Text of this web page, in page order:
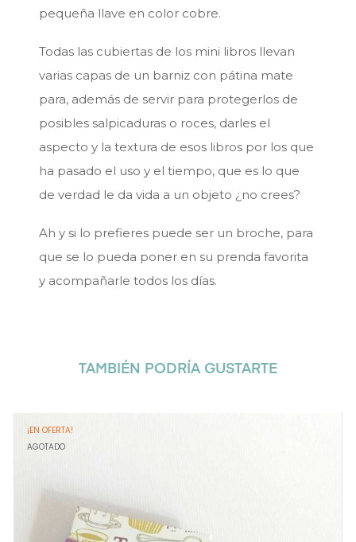
pequeña llave en color cobre.
Todas las cubiertas de los mini libros llevan
varias capas de un barniz con pátina mate
para, además de servir para protegerlos de
posibles salpicaduras o roces, darles el
aspecto y la textura de esos libros por los que
ha pasado el uso y el tiempo, que es lo que
de verdad le da vida a un objeto ¿no crees?
Ah y si lo prefieres puede ser un broche, para
que se lo pueda poner en su prenda favorita
y acompañarle todos los días.
TAMBIÉN PODRÍA GUSTARTE
¡EN OFERTA!
AGOTADO